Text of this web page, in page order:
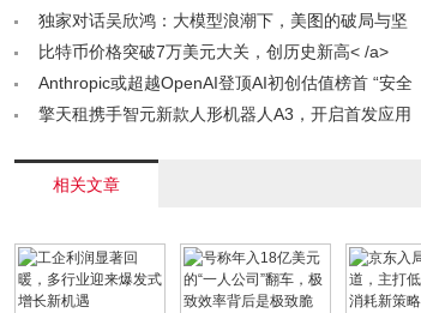
千只”，果断为北京车展访客加备1000只< /a>
独家对话吴欣鸿：大模型浪潮下，美图的破局与坚
守< /a>比特币价格突破7万美元大关，创历史新高< /a>
Anthropic或超越OpenAI登顶AI初创估值榜首 “安全
可控”理念成双刃剑< /a>
擎天租携手智元新款人形机器人A3，开启首发应用
相关文章